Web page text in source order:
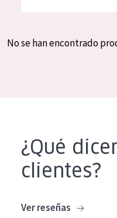
Crema de día
Crema de noche
Spanish
No se han encontrado
¿Qué
clientes?
Ver reseñas